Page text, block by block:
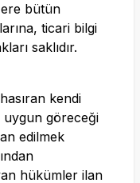
bütün
ticari bilgi
saklıdır.
kendi
uygun göreceği
edilmek
hükümler ilan